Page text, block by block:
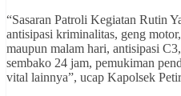
“Sasaran Patroli Kegiatan Rutin
antisipasi kriminalitas, geng
maupun malam hari, antisipasi
sembako 24 jam, pemukiman
vital lainnya”, ucap Kapolsek